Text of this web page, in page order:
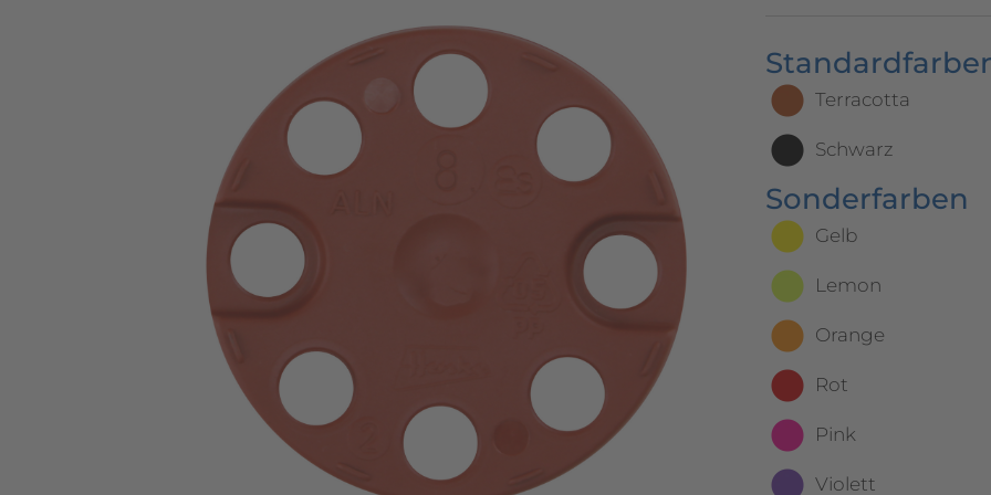
Terracotta
Schwarz
Sonderfarben
Gelb
Lemon
Orange
Rot
Pink
Violett